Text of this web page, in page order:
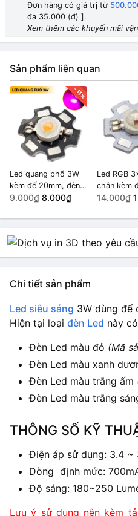
Đơn hàng có giá trị từ
đa 35.000 (đ) ].
Xem thêm các khuyến mãi
Sản phẩm liên quan
-11%
Led quang phổ 3W
kèm đế 20mm, đèn
led trồng cây quang
9.000₫ 8.000₫
Led RGB
chân kèm
14.000₫
Chi tiết sản phẩm
Led siêu sáng 3W dùng để
Hiện tại loại đèn Led này
Đèn Led màu đỏ (Mã
Đèn Led màu xanh
Đèn Led màu trắng ấm
Đèn Led màu trắng
THÔNG SỐ KỸ
Điện áp sử dụng: 3.4 ~
Dòng định mức:
Độ sáng: 180~250
Lưu ý sử dụng nên kèm